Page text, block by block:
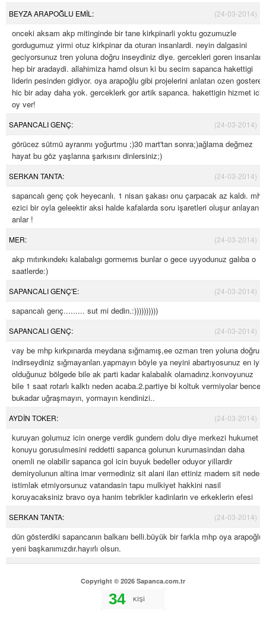
BEYZA ARAPOĞLU EMİL: (24-03-2014)
onceki aksam akp mitinginde bir tane kirkpinarli yoktu gozumuzle
gordugumuz yirmi otuz kirkpinar da oturan insanlardi. neyin dalgasini
geciyorsunuz tren yoluna doğru inseydiniz diye. gercekleri goren insanlar
hep bir aradaydi. allahimiza hamd olsun ki bu secim sapanca hakettigi
liderin pesinden gidiyor. oya arapoğlu gibi projelerini anlatan ozen gosteren
hic bir aday daha yok. gerceklerk gor artik sapanca. hakettigin hizmet icin
oy ver!
SAPANCALI GENÇ: (24-03-2014)
görücez sütmü ayranmı yoğurtmu ;)30 mart'tan sonra;)ağlama değmez
hayat bu göz yaşlarına şarkısını dinlersiniz;)
SERKAN TANTA: (24-03-2014)
sapancalı genç çok heyecanlı. 1 nisan şakası onu çarpacak az kaldı. mhp
ezici bir oyla geleektir aksi halde kafalarda soru işaretleri oluşur anlayan
anlar !
MER: (24-03-2014)
akp mıtınkındekı kalabalıgı gormemıs bunlar o gece uyyodunuz galıba o
saatlerde:)
SAPANCALI GENÇ'E: (24-03-2014)
sapancalı genç......... sut mi dedin.:))))))))))
SAPANCALI GENÇ: (24-03-2014)
vay be mhp kırkpınarda meydana sığmamış,ee ozman tren yoluna doğru
indirseydiniz sığmayanları.yapmayın böyle ya neyini abartıyosunuz en iyi
olduğunuz bölgede bile ak parti kadar kalabalık olamadınz.konvoyunuz
bile 1 saat rotarlı kalktı neden acaba.2.partiye bi koltuk vermiyolar bence
bukadar uğraşmayın, yormayın kendinizi..
AYDİN TOKER: (24-03-2014)
kuruyan golumuz icin onerge verdik gundem dolu diye merkezi hukumet
konuyu gorusulmesini reddetti sapanca golunun kurumasindan daha
onemli ne olabilir sapanca gol icin buyuk bedeller oduyor yillardir
demiryolunun altina imar vermediniz sit alani ilan ettiniz madem sit neden
istimlak etmiyorsunuz vatandasin tapu mulkiyet hakkini nasil
koruyacaksiniz bravo oya hanim tebrikler kadinlarin ve erkeklerin efesi
SERKAN TANTA: (24-03-2014)
dün gösterdiki sapancanın balkanı belli.büyük bir farkla mhp oya arapoğlu
yeni başkanımızdır.hayırlı olsun.
Copyright © 2026 Sapanca.com.tr